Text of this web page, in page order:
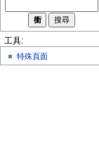
工具:
特殊頁面